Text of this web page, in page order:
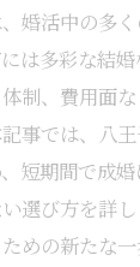
婚活中の多
は多彩な結
制、費用面
事では、八
短期間で成
選び方を詳し
めの新たな